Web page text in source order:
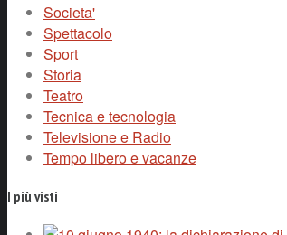
Societa'
Spettacolo
Sport
Storia
Teatro
Tecnica e tecnologia
Televisione e Radio
Tempo libero e vacanze
I più visti